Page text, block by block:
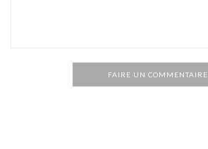
FAIRE UN COMMENTAIRE